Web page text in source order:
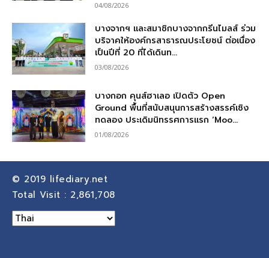
04/08/2026
บางจากฯ และสมาชิกบางจากกรีนไมลส์ ร่วม
บริจาคให้องค์กรสาธารณประโยชน์ ต่อเนื่อง
เป็นปีที่ 20 ที่ได้เดินท...
03/08/2026
บางกอก คุนส์ฮาเลอ เปิดตัว Open
Ground พื้นที่สนับสนุนการสร้างสรรค์เชิง
ทดลอง ประเดิมนิทรรศการแรก ‘Moo...
01/08/2026
© 2019 lifediary.net
Total Visit : 2,861,708